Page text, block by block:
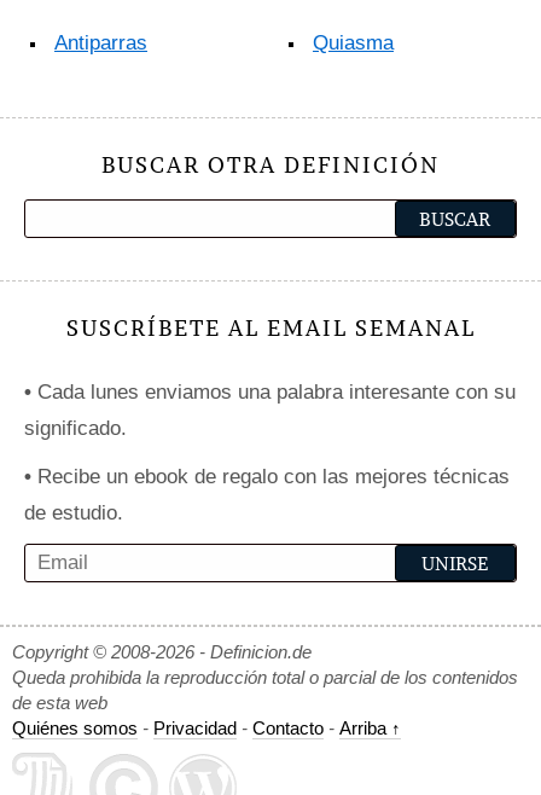
Antiparras Quiasma
BUSCAR OTRA DEFINICIÓN
SUSCRÍBETE AL EMAIL SEMANAL
• Cada lunes enviamos una palabra interesante con su
significado.
• Recibe un ebook de regalo con las mejores técnicas
de estudio.
Copyright © 2008-2026 - Definicion.de
Queda prohibida la reproducción total o parcial de los contenidos
de esta web
Quiénes somos - Privacidad - Contacto - Arriba ↑